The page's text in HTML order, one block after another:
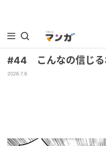
#44 こんなの信じる
2026.7.6